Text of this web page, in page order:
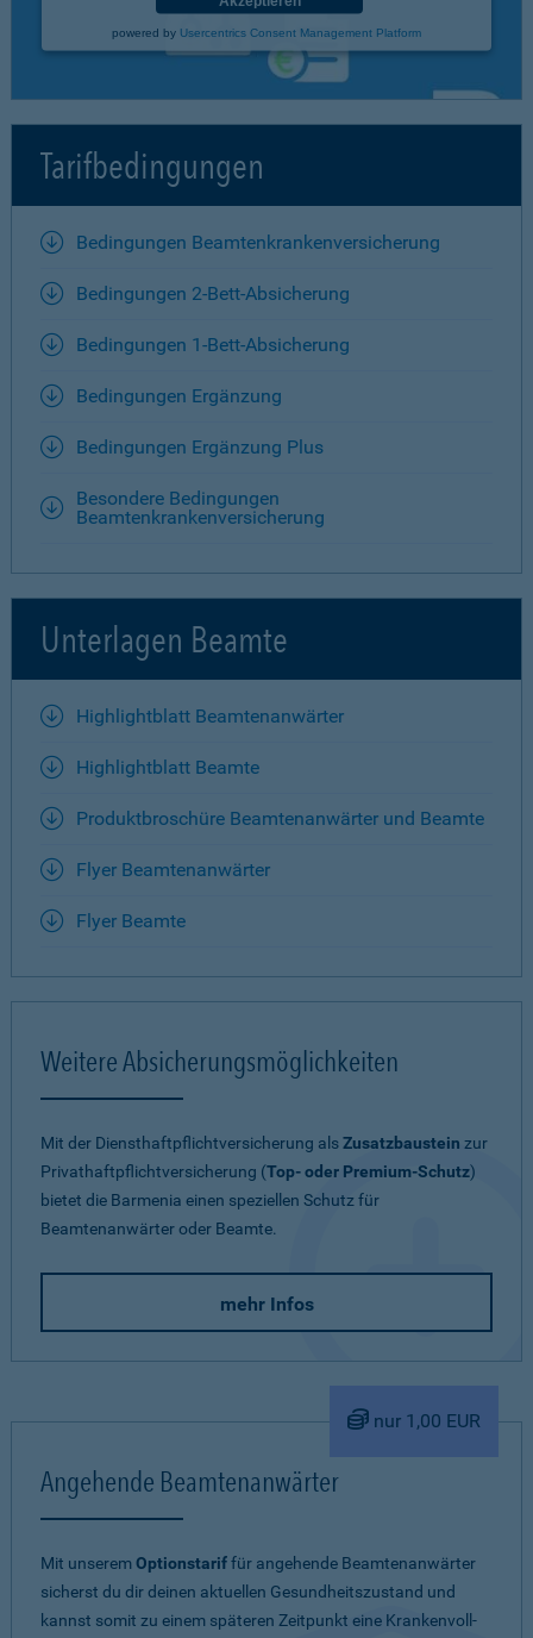
powered by Usercentrics Consent Management Platform
Tarifbedingungen
Bedingungen Beamtenkrankenversicherung
Bedingungen 2-Bett-Absicherung
Bedingungen 1-Bett-Absicherung
Bedingungen Ergänzung
Bedingungen Ergänzung Plus
Besondere Bedingungen
Beamtenkrankenversicherung
Unterlagen Beamte
Highlightblatt Beamtenanwärter
Highlightblatt Beamte
Produktbroschüre Beamtenanwärter und Beamte
Flyer Beamtenanwärter
Flyer Beamte
Weitere Absicherungsmöglichkeiten
Mit der Diensthaftpflichtversicherung alsZusatzbaustein zur
Privathaftpflichtversicherung (Top- oder Premium-Schutz)
bietet die Barmenia einen speziellen Schutz für
Beamtenanwärter oder Beamte.
mehr Infos
nur 1,00 EUR
Angehende Beamtenanwärter
Mit unseremOptionstariffür angehende Beamtenanwärter
sicherst du dir deinen aktuellen Gesundheitszustand und
kannst somit zu einem späteren Zeitpunkt eine Krankenvoll-